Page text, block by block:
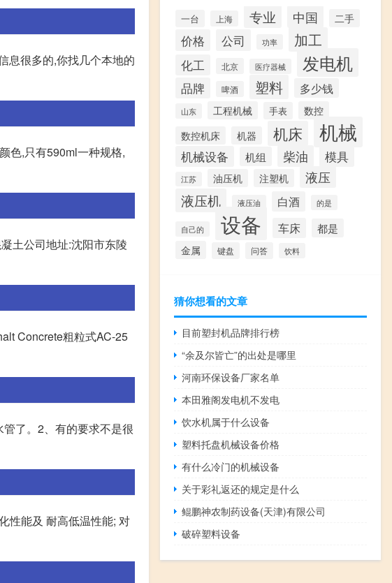
息很多的,你找几个本地的
色,只有590ml一种规格,
土公司地址:沈阳市东陵
Concrete粗粒式AC-25
了。2、有的要求不是很
性能及 耐高低温性能; 对
一台 上海 专业 中国 二手
价格 公司 功率 加工
化工 北京 医疗器械 发电机
品牌 啤酒 塑料 多少钱
山东 工程机械 手表
数控
数控机床
机器 机床 机械
机械设备 机组 柴油 模具
江苏 油压机 注塑机 液压
液压机 液压油 白酒 的是
自己的 设备 车床 都是
金属 键盘 问答 饮料
猜你想看的文章
目前塑封机品牌排行榜
“余及尔皆亡”的出处是哪里
河南环保设备厂家名单
本田雅阁发电机不发电
饮水机属于什么设备
塑料托盘机械设备价格
有什么冷门的机械设备
关于彩礼返还的规定是什么
鲲鹏神农制药设备(天津)有限公司
破碎塑料设备